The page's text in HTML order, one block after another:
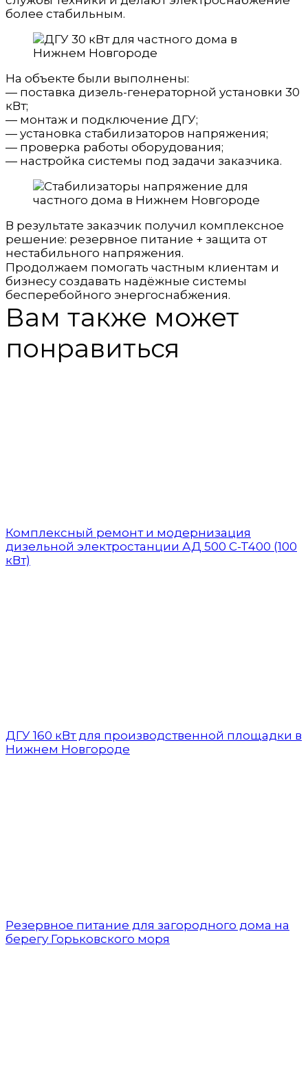
более стабильным.
На объекте были выполнены:
— поставка дизель-генераторной установки 30
кВт;
— монтаж и подключение ДГУ;
— установка стабилизаторов напряжения;
— проверка работы оборудования;
— настройка системы под задачи заказчика.
В результате заказчик получил комплексное
решение: резервное питание + защита от
нестабильного напряжения.
Продолжаем помогать частным клиентам и
бизнесу создавать надёжные системы
бесперебойного энергоснабжения.
Вам также может
понравиться
Комплексный ремонт и модернизация
дизельной электростанции АД 500 C-T400 (100
кВт)
ДГУ 160 кВт для производственной площадки в
Нижнем Новгороде
Резервное питание для загородного дома на
берегу Горьковского моря